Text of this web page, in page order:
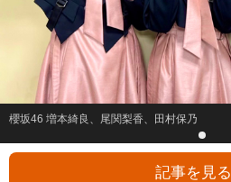
櫻坂46 増本綺良、尾関梨香、田村保乃
記事を見る